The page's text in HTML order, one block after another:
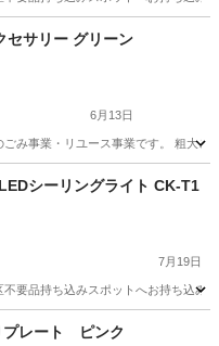
セサリー グリーン
6月13日
ごみ事業・リユース事業です。 粗
シーリングライト CK-T1
7月19日
品持ち込みスポットへお持ち込みし
プレート ピンク